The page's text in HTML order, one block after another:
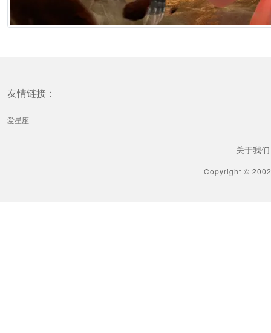
友情链接：
爱星座
关于我们
Copyright ©